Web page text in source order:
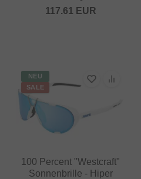
117.61 EUR
NEU
SALE
100 Percent "Westcraft"
Sonnenbrille - Hiper